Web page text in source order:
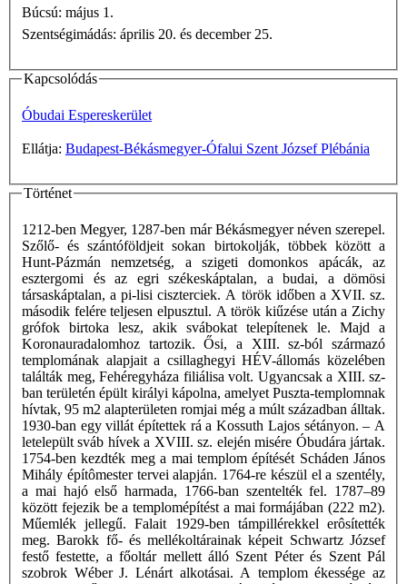
Búcsú: május 1.
Szentségimádás: április 20. és december 25.
Kapcsolódás
Óbudai Espereskerület
Ellátja: Budapest-Békásmegyer-Ófalui Szent József Plébánia
Történet
1212-ben Megyer, 1287-ben már Békásmegyer néven szerepel.
Szőlő- és szántóföldjeit sokan birtokolják, többek között a
Hunt-Pázmán nemzetség, a szigeti domonkos apácák, az
esztergomi és az egri székeskáptalan, a budai, a dömösi
társaskáptalan, a pi-lisi ciszterciek. A török időben a XVII. sz.
második felére teljesen elpusztul. A török kiűzése után a Zichy
grófok birtoka lesz, akik svábokat telepítenek le. Majd a
Koronauradalomhoz tartozik. Ősi, a XIII. sz-ból származó
templomának alapjait a csillaghegyi HÉV-állomás közelében
találták meg, Fehéregyháza filiálisa volt. Ugyancsak a XIII. sz-
ban területén épült királyi kápolna, amelyet Puszta-templomnak
hívtak, 95 m2 alapterületen romjai még a múlt században álltak.
1930-ban egy villát építettek rá a Kossuth Lajos sétányon. – A
letelepült sváb hívek a XVIII. sz. elején misére Óbudára jártak.
1754-ben kezdték meg a mai templom építését Scháden János
Mihály építômester tervei alapján. 1764-re készül el a szentély,
a mai hajó első harmada, 1766-ban szentelték fel. 1787–89
között fejezik be a templomépítést a mai formájában (222 m2).
Műemlék jellegű. Falait 1929-ben támpillérekkel erôsítették
meg. Barokk fő- és mellékoltárainak képeit Schwartz József
festő festette, a főoltár mellett álló Szent Péter és Szent Pál
szobrok Wéber J. Lénárt alkotásai. A templom ékessége az